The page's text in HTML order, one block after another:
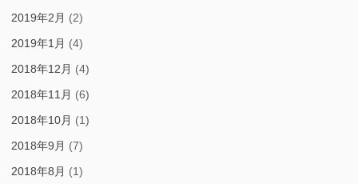
2019年2月 (2)
2019年1月 (4)
2018年12月 (4)
2018年11月 (6)
2018年10月 (1)
2018年9月 (7)
2018年8月 (1)